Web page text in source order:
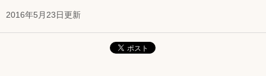
2016年5月23日更新